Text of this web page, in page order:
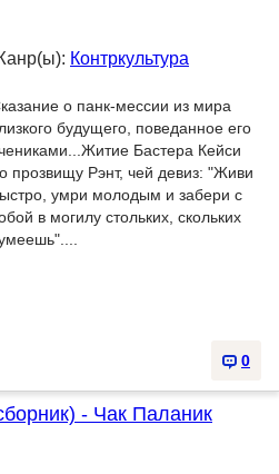
Контркультура
о панк-мессии из мира
будущего, поведанное его
Бастера Кейси
прозвищу Рэнт, чей девиз: "Живи
умри молодым и забери с
в могилу стольких, скольких
0
- Чак Паланик